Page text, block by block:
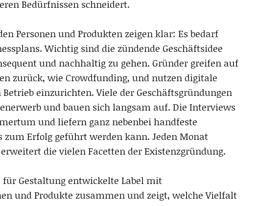
Bedürfnissen schneidert.
Personen und Produkten zeigen klar: Es bedarf
Wichtig sind die zündende Geschäftsidee
und nachhaltig zu gehen. Gründer greifen auf
zurück, wie Crowdfunding, und nutzen digitale
einzurichten. Viele der Geschäftsgründungen
und bauen sich langsam auf. Die Interviews
und liefern ganz nebenbei handfeste
Erfolg geführt werden kann. Jeden Monat
die vielen Facetten der Existenzgründung.
Gestaltung entwickelte Label mit
und Produkte zusammen und zeigt, welche Vielfalt